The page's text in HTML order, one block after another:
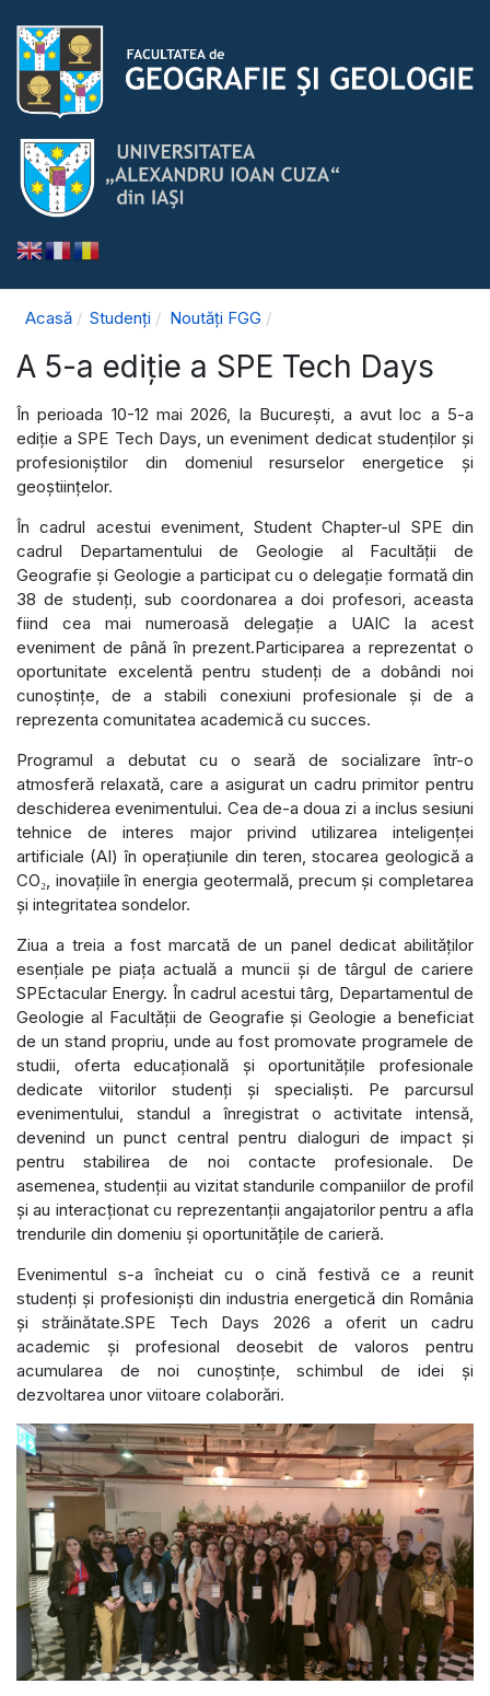
Acasă Studenți Noutăți FGG
A 5-a ediție a SPE Tech Days
În perioada 10-12 mai 2026, la București, a avut loc a 5-a
ediție a SPE Tech Days, un eveniment dedicat studenților și
profesioniștilor din domeniul resurselor energetice și
geoștiințelor.
În cadrul acestui eveniment, Student Chapter-ul SPE din
cadrul Departamentului de Geologie al Facultății de
Geografie și Geologie a participat cu o delegație formată din
38 de studenți, sub coordonarea a doi profesori, aceasta
fiind cea mai numeroasă delegație a UAIC la acest
eveniment de până în prezent.Participarea a reprezentat o
oportunitate excelentă pentru studenți de a dobândi noi
cunoștințe, de a stabili conexiuni profesionale și de a
reprezenta comunitatea academică cu succes.
Programul a debutat cu o seară de socializare într-o
atmosferă relaxată, care a asigurat un cadru primitor pentru
deschiderea evenimentului. Cea de-a doua zi a inclus sesiuni
tehnice de interes major privind utilizarea inteligenței
artificiale (AI) în operațiunile din teren, stocarea geologică a
CO₂, inovațiile în energia geotermală, precum și completarea
și integritatea sondelor.
Ziua a treia a fost marcată de un panel dedicat abilităților
esențiale pe piața actuală a muncii și de târgul de cariere
SPEctacular Energy. În cadrul acestui târg, Departamentul de
Geologie al Facultății de Geografie și Geologie a beneficiat
de un stand propriu, unde au fost promovate programele de
studii, oferta educațională și oportunitățile profesionale
dedicate viitorilor studenți și specialiști. Pe parcursul
evenimentului, standul a înregistrat o activitate intensă,
devenind un punct central pentru dialoguri de impact și
pentru stabilirea de noi contacte profesionale. De
asemenea, studenții au vizitat standurile companiilor de profil
și au interacționat cu reprezentanții angajatorilor pentru a afla
trendurile din domeniu și oportunitățile de carieră.
Evenimentul s-a încheiat cu o cină festivă ce a reunit
studenți și profesioniști din industria energetică din România
și străinătate.SPE Tech Days 2026 a oferit un cadru
academic și profesional deosebit de valoros pentru
acumularea de noi cunoștințe, schimbul de idei și
dezvoltarea unor viitoare colaborări.